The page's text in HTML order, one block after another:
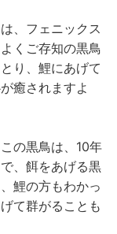
、フェニックス
くご存知の黒鳥
り、鯉にあげて
癒されますよ
の黒鳥は、10年
、餌をあげる黒
鯉の方もわかっ
て群がることも